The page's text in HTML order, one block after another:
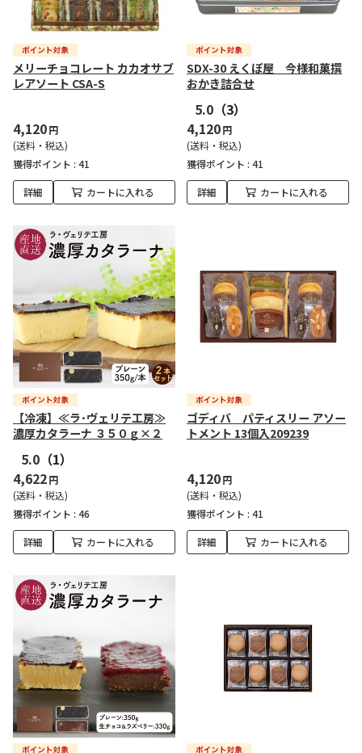
メリーチョコレート カカオサブ
レアソート CSA-S
4,120円
(送料・税込)
獲得ポイント : 41
詳細 カートに入れる
SDX-30 えくぼ屋 今様和菓撰
おかき詰合せ
5.0 （3）
4,120円
(送料・税込)
獲得ポイント : 41
詳細 カートに入れる
【冷凍】≪ラ･ヴェリテ工房≫
濃厚カタラーナ ３５０ｇ×２
5.0 （1）
4,622円
(送料・税込)
獲得ポイント : 46
詳細 カートに入れる
ゴディバ パティスリー アソー
トメント 13個入209239
4,120円
(送料・税込)
獲得ポイント : 41
詳細 カートに入れる